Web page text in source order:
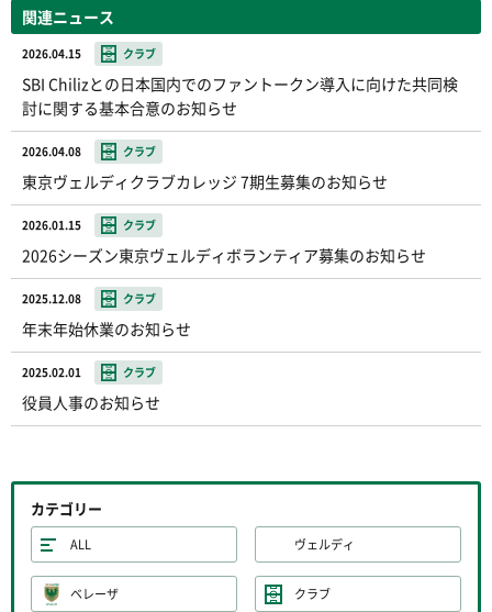
関連ニュース
2026.04.15 クラブ
SBI Chilizとの日本国内でのファントークン導入に向けた共同検
討に関する基本合意のお知らせ
2026.04.08 クラブ
東京ヴェルディクラブカレッジ 7期生募集のお知らせ
2026.01.15 クラブ
2026シーズン東京ヴェルディボランティア募集のお知らせ
2025.12.08 クラブ
年末年始休業のお知らせ
2025.02.01 クラブ
役員人事のお知らせ
カテゴリー
ALL ヴェルディ
ベレーザ クラブ